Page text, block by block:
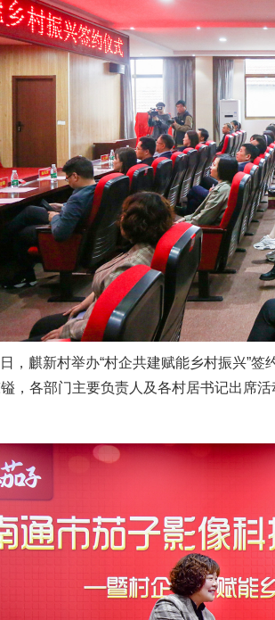
，麒新村举办“村企共建赋能乡村振兴”
，各部门主要负责人及各村居书记出席活